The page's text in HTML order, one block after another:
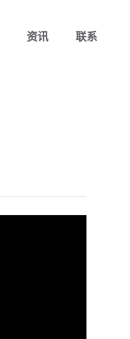
资讯 联系